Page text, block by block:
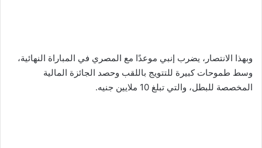
وبهذا الانتصار، يضرب إنبي موعدًا مع المصري في المباراة النهائية،
وسط طموحات كبيرة للتتويج باللقب وحصد الجائزة المالية
المخصصة للبطل، والتي تبلغ 10 ملايين جنيه.